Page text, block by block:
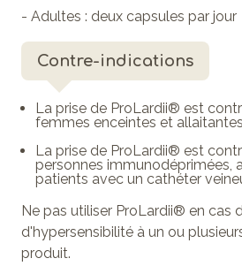
- Adultes : deux capsules par jour
Contre-indications
La prise de ProLardii® est
femmes enceintes et
La prise de ProLardii® est
personnes immunodéprimées,
patients avec un cathéter
Ne pas utiliser ProLardii® en cas
d'hypersensibilité à un ou
produit.